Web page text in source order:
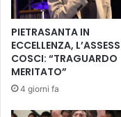
s
t
e
l
i
l
e
t
a
p
c
PIETRASANTA IN
ECCELLENZA,
COSCI: “TRAGUARDO
MERITATO”
4 giorni fa